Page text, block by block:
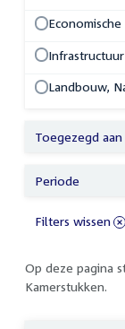
Op deze pagina
Kamerstukken.
Landbouw,
Toegezegd
Periode
Filters wissen